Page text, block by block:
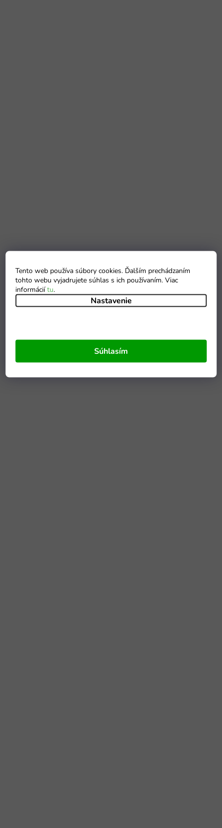
Tento web používa súbory cookies. Ďalším prechádzaním
tohto webu vyjadrujete súhlas s ich používaním. Viac
informáciítu.
Nastavenie
Súhlasím